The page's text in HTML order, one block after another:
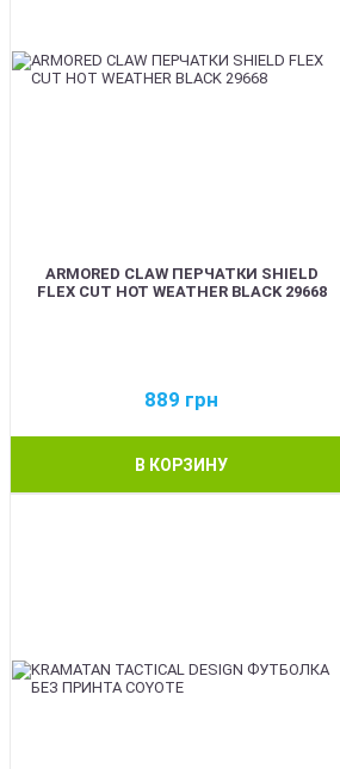
ARMORED CLAW ПЕРЧАТКИ SHIELD
FLEX CUT HOT WEATHER BLACK 29668
889 грн
В КОРЗИНУ